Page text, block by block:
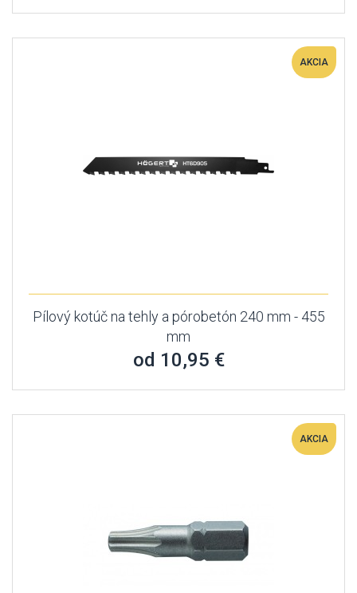
AKCIA
Pílový kotúč na tehly a pórobetón 240 mm - 455
mm
od 10,95 €
AKCIA